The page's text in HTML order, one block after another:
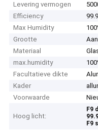
Levering vermogen
Efficiency
Max Humidity
Grootte
Materiaal
max.humidity
Facultatieve dikte
Kader
Voorwaarde
Hoog licht:
F9
F9